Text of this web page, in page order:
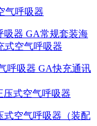
气呼吸器
海
式空气呼吸器
压式空气呼吸器